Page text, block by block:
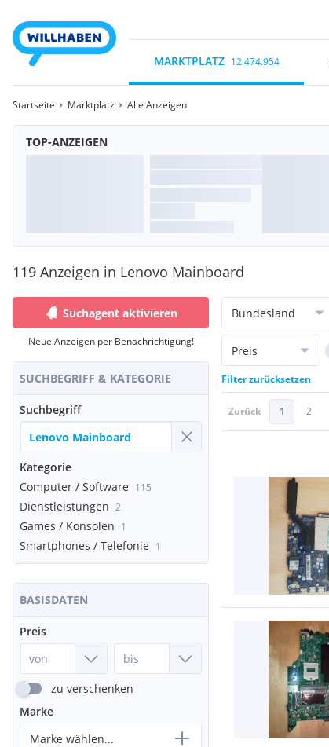
MARKTPLATZ 12.474.954
Startseite Marktplatz Alle Anzeigen
TOP-ANZEIGEN
119 Anzeigen in Lenovo Mainboard
Suchagent aktivieren
Neue Anzeigen per Benachrichtigung!
SUCHBEGRIFF & KATEGORIE
Suchbegriff
Kategorie
Computer / Software 115
Dienstleistungen 2
Games / Konsolen 1
Smartphones / Telefonie 1
BASISDATEN
Preis
zu verschenken
Marke
Marke wählen...
Bundesland
Preis
Filter zurücksetzen
Zurück 1 2